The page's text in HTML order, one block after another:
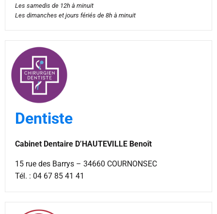
Les samedis de 12h à minuit
Les dimanches et jours fériés de 8h à minuit
Dentiste
Cabinet Dentaire D’HAUTEVILLE Benoît
15 rue des Barrys – 34660 COURNONSEC
Tél. : 04 67 85 41 41